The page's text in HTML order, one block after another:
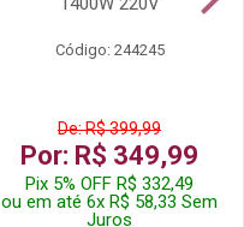
Código: 244245
De: R$ 399,99
Por: R$ 349,99
Pix 5% OFF R$ 332,49
ou em até 6x R$ 58,33 Sem
Juros